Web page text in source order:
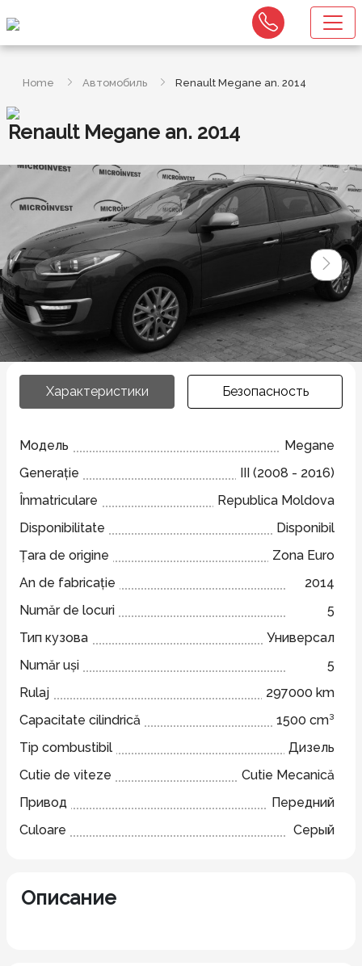
Home Автомобиль Renault Megane an. 2014
Renault Megane an. 2014
Характеристики Безопасность
Модель
Megane
Generație
III (2008 - 2016)
Înmatriculare
Republica Moldova
Disponibilitate
Disponibil
Țara de origine
Zona Euro
An de fabricație
2014
Număr de locuri
5
Тип кузова
Универсал
Număr uși
5
Rulaj
297000 km
Capacitate cilindrică
1500 cm³
Tip combustibil
Дизель
Cutie de viteze
Cutie Mecanică
Привод
Передний
Culoare
Серый
Описание